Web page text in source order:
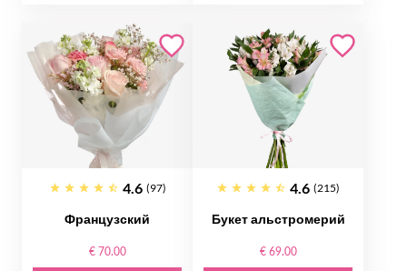
4.6 (97)
Французский
€ 70.00
4.6 (215)
Букет альстромерий
€ 69.00